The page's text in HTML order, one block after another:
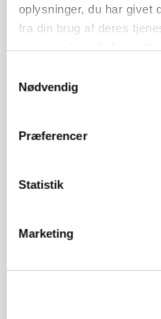
oplysninger, du har givet
fra din brug af deres
Nødvendig
Præferencer
Statistik
Marketing
landbrugets
Russisk mælkepris